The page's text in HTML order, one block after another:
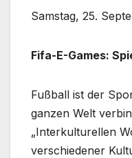
Samstag, 25.
Fifa-E-Games:
Fußball ist der
ganzen Welt
„Interkulturellen
verschiedener